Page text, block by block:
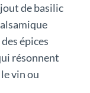
de basilic
épices
résonnent
vin ou